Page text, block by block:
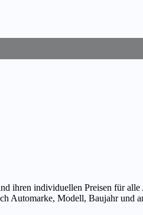
ihren individuellen Preisen für
Automarke, Modell, Baujahr und